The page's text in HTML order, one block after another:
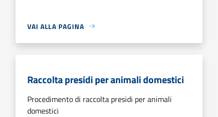
VAI ALLA PAGINA
Raccolta presidi per animali domestici
Procedimento di raccolta presidi per animali
domestici